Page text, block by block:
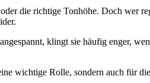
die richtige Tonhöhe. Doch wer
klingt sie häufig enger,
wichtige Rolle, sondern auch für